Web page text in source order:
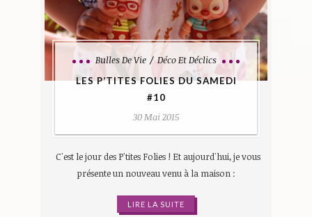
Bulles De Vie Déco Et Déclics
LES P’TITES FOLIES DU SAMEDI
#10
30 Mai 2015
C'est le jour des P'tites Folies ! Et aujourd'hui, je vous
présente un nouveau venu à la maison :
LIRE LA SUITE